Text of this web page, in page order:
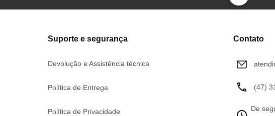
Suporte e segurança
Devolução e Assistência técnica
Política de Entrega
Política de Privacidade
Contato
(47)
De